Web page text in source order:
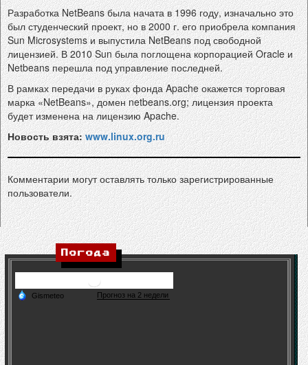
Разработка NetBeans была начата в 1996 году, изначально это
был студенческий проект, но в 2000 г. его приобрела компания
Sun Microsystems и выпустила NetBeans под свободной
лицензией. В 2010 Sun была поглощена корпорацией Oracle и
Netbeans перешла под управление последней.
В рамках передачи в руках фонда Apache окажется торговая
марка «NetBeans», домен netbeans.org; лицензия проекта
будет изменена на лицензию Apache.
Новость взята:www.linux.org.ru
Комментарии могут оставлять только зарегистрированные
пользователи.
Погода